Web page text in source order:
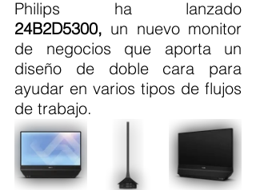
24B2D5300, un nuevo monitor
de negocios que aporta un
diseño de doble cara para
ayudar en varios tipos de flujos
de trabajo.